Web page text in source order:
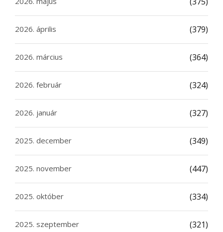
2026. április (379)
2026. március (364)
2026. február (324)
2026. január (327)
2025. december (349)
2025. november (447)
2025. október (334)
2025. szeptember (321)